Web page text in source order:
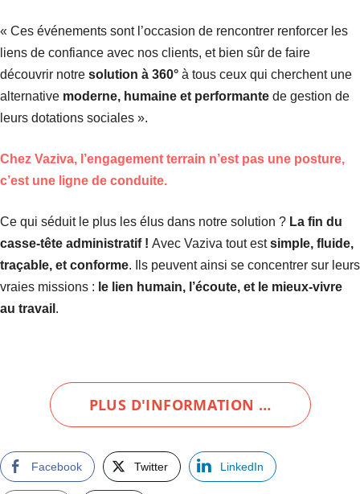
« Ces événements sont l’occasion de rencontrer renforcer les
liens de confiance avec nos clients, et bien sûr de faire
découvrir notre solution à 360° à tous ceux qui cherchent une
alternative moderne, humaine et performante de gestion de
leurs dotations sociales ».
Chez Vaziva, l’engagement terrain n’est pas une posture,
c’est une ligne de conduite.
Ce qui séduit le plus les élus dans notre solution ? La fin du
casse-tête administratif ! Avec Vaziva tout estsimple, fluide,
traçable, et conforme. Ils peuvent ainsi se concentrer sur leurs
vraies missions : le lien humain, l’écoute, et le mieux-vivre
au travail .
PLUS D'INFORMATION …
Facebook Twitter LinkedIn